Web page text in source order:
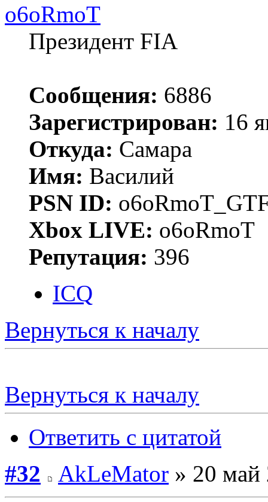
o6oRmoT
Президент FIA
Сообщения: 6886
Зарегистрирован: 16
Откуда: Самара
Имя: Василий
PSN ID:
Xbox LIVE: o6oRmoT
Репутация: 396
ICQ
Вернуться к началу
Вернуться к началу
Ответить с цитатой
#32
AkLeMator » 20 май